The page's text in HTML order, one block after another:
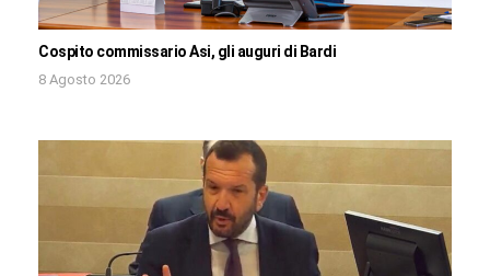
Cospito commissario Asi, gli auguri di Bardi
8 Agosto 2026